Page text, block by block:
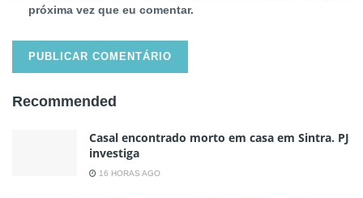
próxima vez que eu comentar.
Recommended
Casal encontrado morto em casa em Sintra. PJ
investiga
16 HORAS AGO